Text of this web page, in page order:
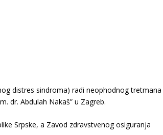
distres sindroma) radi neophodnog tretmana
dr. Abdulah Nakaš” u Zagreb.
Srpske, a Zavod zdravstvenog osiguranja